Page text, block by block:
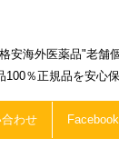
安海外医薬品"老
％正規品を安心
わせ Facebook